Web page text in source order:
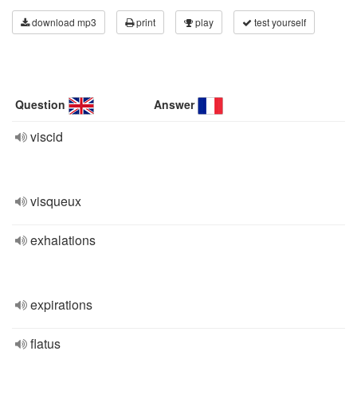
download mp3 print play test yourself
Question Answer
viscid
visqueux
exhalations
expirations
flatus